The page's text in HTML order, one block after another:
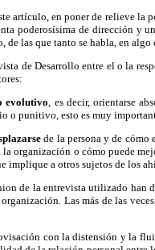
artículo, en poner de relieve
poderosísima de dirección y
las que tanto se habla, en
de Desarrollo entre el o la
evolutivo, es decir, orientarse
o punitivo, esto es muy
de la persona y de cómo
organización o cómo puede
implique a otros sujetos de los
de la entrevista utilizado han
Las más de las
con la distensión y la